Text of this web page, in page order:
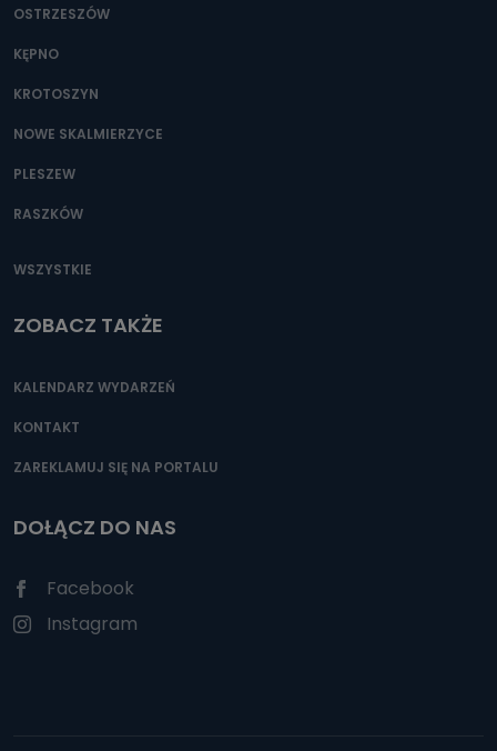
OSTRZESZÓW
KĘPNO
KROTOSZYN
NOWE SKALMIERZYCE
PLESZEW
RASZKÓW
WSZYSTKIE
ZOBACZ TAKŻE
KALENDARZ WYDARZEŃ
KONTAKT
ZAREKLAMUJ SIĘ NA PORTALU
DOŁĄCZ DO NAS
Facebook
Instagram